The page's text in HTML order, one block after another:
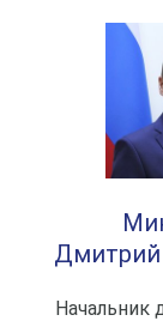
Начальник